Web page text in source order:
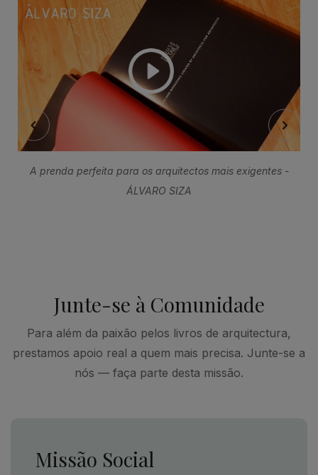
A prenda perfeita para os arquitectos mais exigentes -
ÁLVARO SIZA
Junte-se à Comunidade
Para além da paixão pelos livros de arquitectura,
prestamos apoio real a quem mais precisa. Junte-se a
nós — faça parte desta missão.
Missão Social